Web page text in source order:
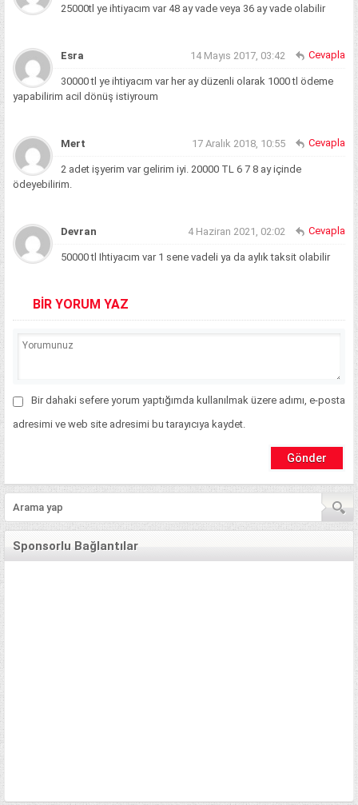
25000tl ye ihtiyacım var 48 ay vade veya 36 ay vade olabilir
Esra 14 Mayıs 2017, 03:42
30000 tl ye ihtiyacım var her ay düzenli olarak 1000 tl ödeme
yapabilirim acil dönüş istiyroum
Cevapla
Mert 17 Aralık 2018, 10:55
2 adet işyerim var gelirim iyi. 20000 TL 6 7 8 ay içinde
ödeyebilirim.
Cevapla
Devran 4 Haziran 2021, 02:02
50000 tl Ihtiyacım var 1 sene vadeli ya da aylık taksit olabilir
Cevapla
BİR YORUM YAZ
Bir dahaki sefere yorum yaptığımda kullanılmak üzere adımı, e-posta
adresimi ve web site adresimi bu tarayıcıya kaydet.
Sponsorlu Bağlantılar